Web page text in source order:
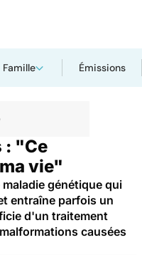
Famille Émissions
rares
: "Ce
vie"
génétique qui
entraîne parfois un
d'un traitement
causées